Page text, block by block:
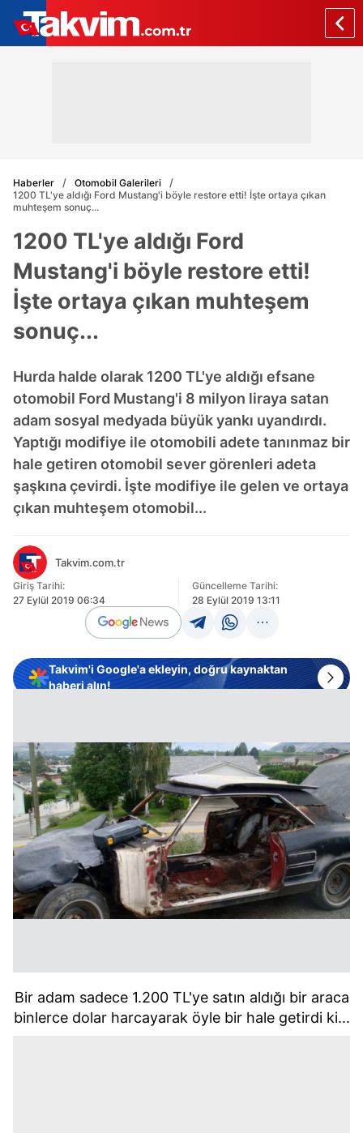
Haberler
Otomobil Galerileri
1200 TL'ye aldığı Ford Mustang'i böyle restore etti! İşte ortaya çıkan
muhteşem sonuç...
1200 TL'ye aldığı Ford
Mustang'i böyle restore etti!
İşte ortaya çıkan muhteşem
sonuç...
Hurda halde olarak 1200 TL'ye aldığı efsane
otomobil Ford Mustang'i 8 milyon liraya satan
adam sosyal medyada büyük yankı uyandırdı.
Yaptığı modifiye ile otomobili adete tanınmaz bir
hale getiren otomobil sever görenleri adeta
şaşkına çevirdi. İşte modifiye ile gelen ve ortaya
çıkan muhteşem otomobil...
Takvim.com.tr
Giriş Tarihi:
27 Eylül 2019 06:34
Güncelleme Tarihi:
28 Eylül 2019 13:11
Takvim'i Google'a ekleyin, doğru kaynaktan
haberi alın!
Bir adam sadece 1.200 TL'ye satın aldığı bir araca
binlerce dolar harcayarak öyle bir hale getirdi ki...